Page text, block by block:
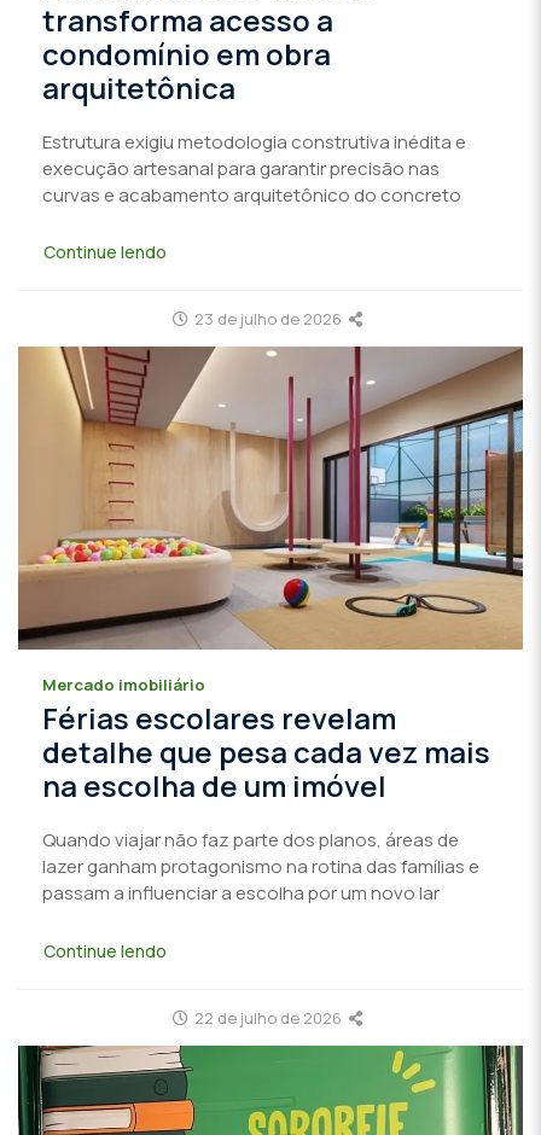
transforma acesso a
condomínio em obra
arquitetônica
Estrutura exigiu metodologia construtiva inédita e
execução artesanal para garantir precisão nas
curvas e acabamento arquitetônico do concreto
Continue lendo
23 de julho de 2026
Mercado imobiliário
Férias escolares revelam
detalhe que pesa cada vez mais
na escolha de um imóvel
Quando viajar não faz parte dos planos, áreas de
lazer ganham protagonismo na rotina das famílias e
passam a influenciar a escolha por um novo lar
Continue lendo
22 de julho de 2026